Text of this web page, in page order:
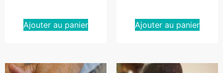
Ajouter au panier Ajouter au panier